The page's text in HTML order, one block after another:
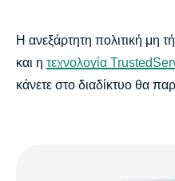
Η ανεξάρτητη πολιτική μη
και η τεχνολογία
κάνετε στο διαδίκτυο θα